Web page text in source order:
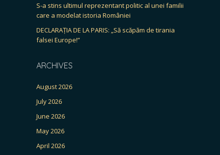
S-a stins ultimul reprezentant politic al unei familii
care a modelat istoria României
DECLARAȚIA DE LA PARIS: „Să scăpăm de tirania
falsei Europe!”
ARCHIVES
August 2026
July 2026
June 2026
May 2026
April 2026